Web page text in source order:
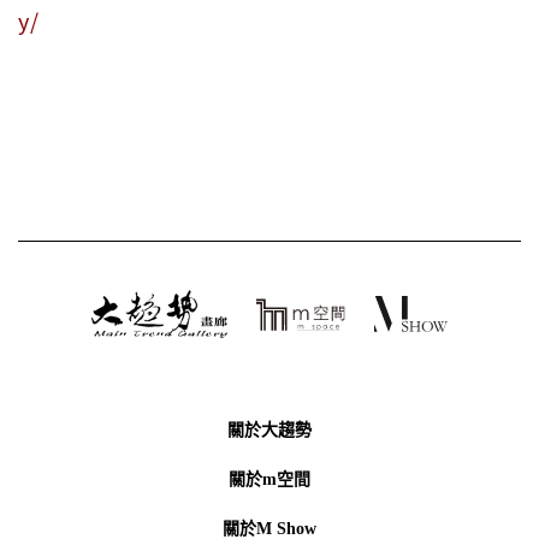
y/
關於大趨勢
關於m空間
關於M Show